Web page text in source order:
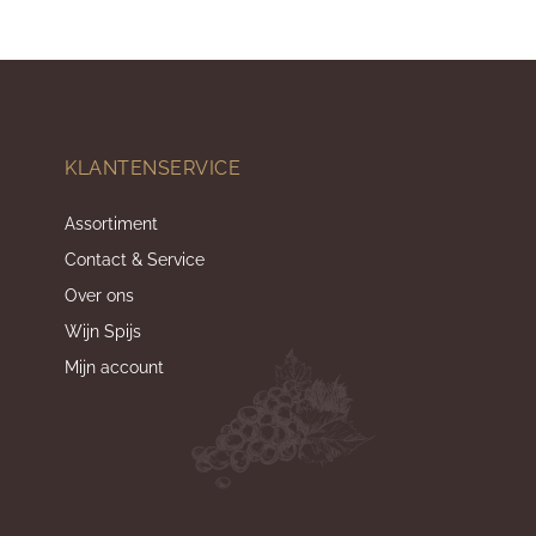
KLANTENSERVICE
Assortiment
Contact & Service
Over ons
Wijn Spijs
Mijn account